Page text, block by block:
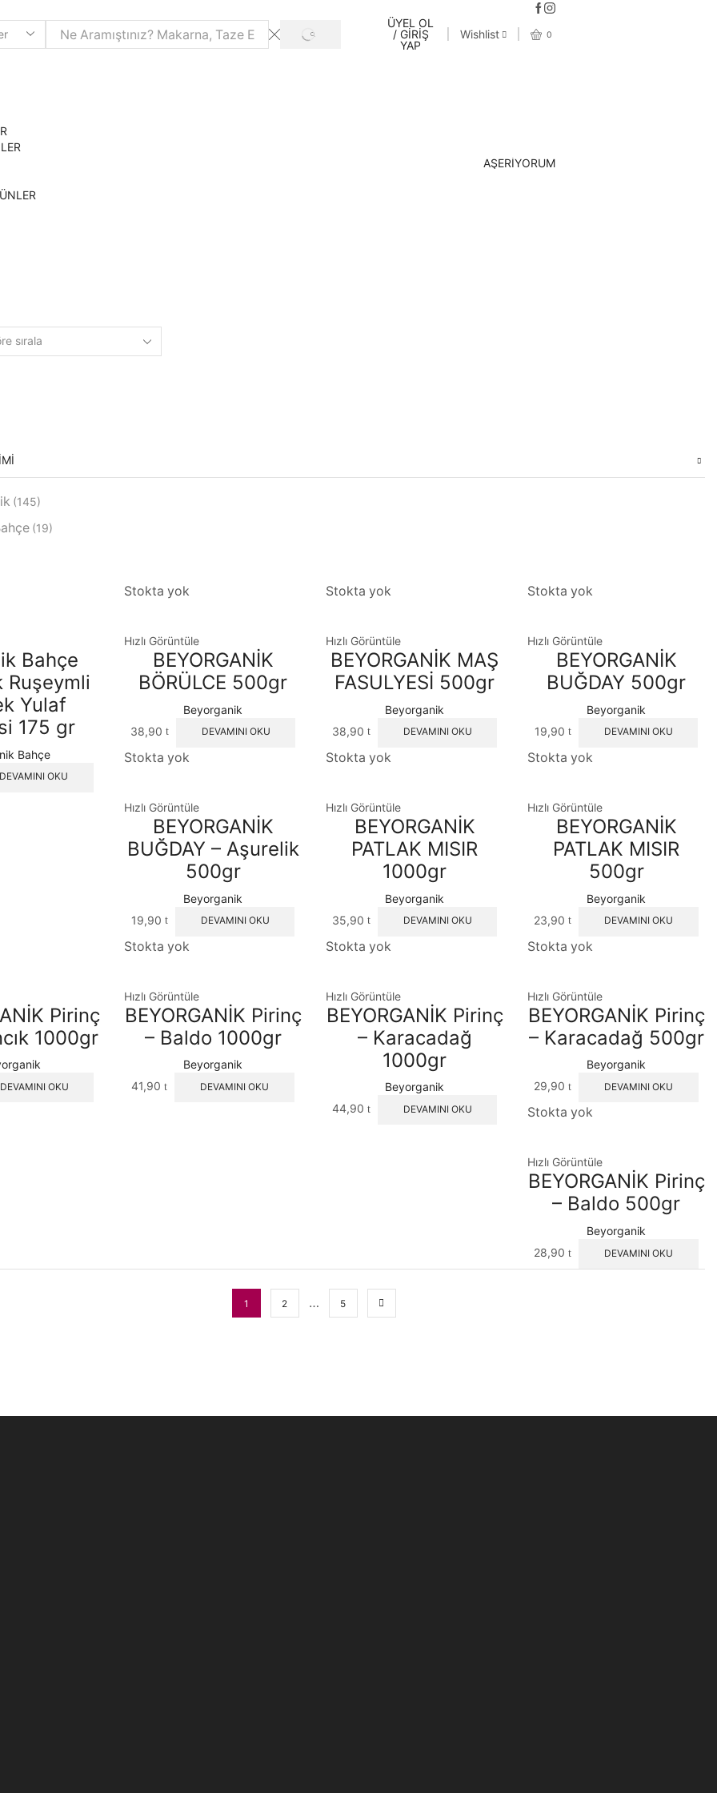
SEARCH
ÜYEL OL
/ GİRİŞ
YAP
Wishlist 0
AŞERİYORUM
(145)
(19)
Bahçe
Ruşeymli
Yulaf
175 gr
Bahçe
DEVAMINI OKU
Stokta yok
Hızlı Görüntüle
BEYORGANİK
BÖRÜLCE 500gr
Beyorganik
38,90
DEVAMINI OKU
Stokta yok
Hızlı Görüntüle
BEYORGANİK MAŞ
FASULYESİ 500gr
Beyorganik
38,90
DEVAMINI OKU
Stokta yok
Hızlı Görüntüle
BEYORGANİK
BUĞDAY 500gr
Beyorganik
19,90
DEVAMINI OKU
Stokta yok
Hızlı Görüntüle
BEYORGANİK
BUĞDAY – Aşurelik
500gr
Beyorganik
19,90
DEVAMINI OKU
Stokta yok
Hızlı Görüntüle
BEYORGANİK
PATLAK MISIR
1000gr
Beyorganik
35,90
DEVAMINI OKU
Stokta yok
Hızlı Görüntüle
BEYORGANİK
PATLAK MISIR
500gr
Beyorganik
23,90
DEVAMINI OKU
Pirinç
1000gr
DEVAMINI OKU
Stokta yok
Hızlı Görüntüle
BEYORGANİK Pirinç
– Baldo 1000gr
Beyorganik
41,90
DEVAMINI OKU
Stokta yok
Hızlı Görüntüle
BEYORGANİK Pirinç
– Karacadağ
1000gr
Beyorganik
44,90
DEVAMINI OKU
Stokta yok
Hızlı Görüntüle
BEYORGANİK Pirinç
– Karacadağ 500gr
Beyorganik
29,90
DEVAMINI OKU
Stokta yok
Hızlı Görüntüle
BEYORGANİK Pirinç
– Baldo 500gr
Beyorganik
28,90
DEVAMINI OKU
1 2 … 5